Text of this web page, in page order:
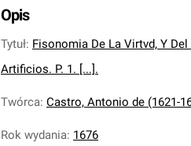
Opis
Tytuł: Fisonomia De La Virtvd, Y
Artificios. P. 1. [...].
Twórca: Castro, Antonio de (1621-
Rok wydania: 1676